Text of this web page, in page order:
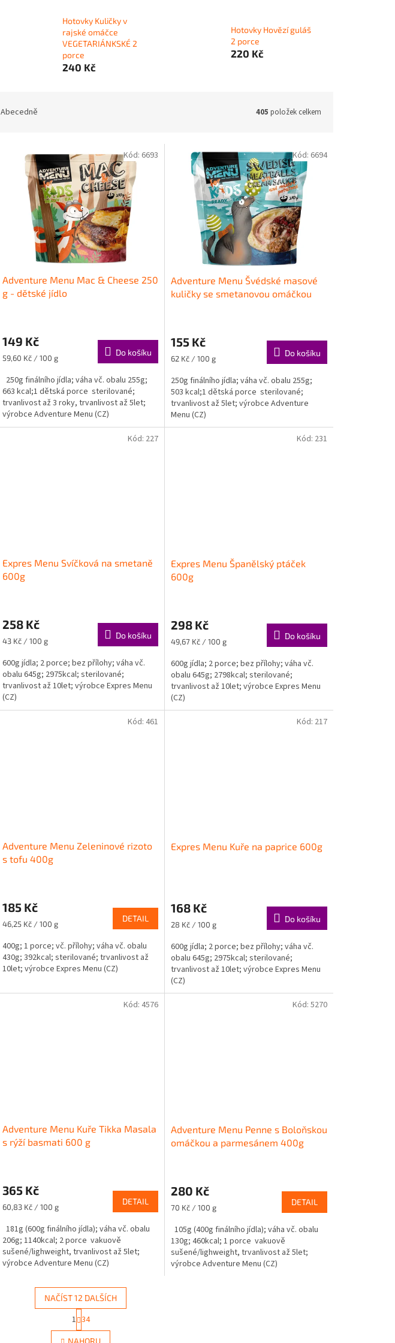
Hotovky Kuličky v
rajské omáčce
VEGETARIÁNKSKÉ 2
porce
240 Kč
Hotovky Hovězí guláš
2 porce
220 Kč
Abecedně 405 položek celkem
Adventure Menu Mac & Cheese 250
g - dětské jídlo
149 Kč
Měrná
59,60 Kč / 100 g
Do košíku
250g finálního jídla; váha vč. obalu 255g;
663 kcal;1 dětská porce sterilované;
trvanlivost až 3 roky, trvanlivost až 5let;
výrobce Adventure Menu (CZ)
Kód: 6693
Adventure Menu Švédské masové
kuličky se smetanovou omáčkou
155 Kč
Měrná
62 Kč / 100 g
Do košíku
250g finálního jídla; váha vč. obalu 255g;
503 kcal;1 dětská porce sterilované;
trvanlivost až 5let; výrobce Adventure
Menu (CZ)
Kód: 6694
Expres Menu Svíčková na smetaně
600g
258 Kč
Měrná
43 Kč / 100 g
Do košíku
600g jídla; 2 porce; bez přílohy; váha vč.
obalu 645g; 2975kcal; sterilované;
trvanlivost až 10let; výrobce Expres Menu
(CZ)
Kód: 227
Expres Menu Španělský ptáček
600g
298 Kč
Měrná
49,67 Kč / 100 g
Do košíku
600g jídla; 2 porce; bez přílohy; váha vč.
obalu 645g; 2798kcal; sterilované;
trvanlivost až 10let; výrobce Expres Menu
(CZ)
Kód: 231
Adventure Menu Zeleninové rizoto
s tofu 400g
185 Kč
Měrná
46,25 Kč / 100 g
DETAIL
400g; 1 porce; vč. přílohy; váha vč. obalu
430g; 392kcal; sterilované; trvanlivost až
10let; výrobce Expres Menu (CZ)
Kód: 461
Expres Menu Kuře na paprice 600g
168 Kč
Měrná
28 Kč / 100 g
Do košíku
600g jídla; 2 porce; bez přílohy; váha vč.
obalu 645g; 2975kcal; sterilované;
trvanlivost až 10let; výrobce Expres Menu
(CZ)
Kód: 217
Adventure Menu Kuře Tikka Masala
s rýží basmati 600 g
365 Kč
Měrná
60,83 Kč / 100 g
DETAIL
181g (600g finálního jídla); váha vč. obalu
206g; 1140kcal; 2 porce vakuově
sušené/lighweight, trvanlivost až 5let;
výrobce Adventure Menu (CZ)
Kód: 4576
Adventure Menu Penne s Boloňskou
omáčkou a parmesánem 400g
280 Kč
Měrná
70 Kč / 100 g
DETAIL
105g (400g finálního jídla); váha vč. obalu
130g; 460kcal; 1 porce vakuově
sušené/lighweight, trvanlivost až 5let;
výrobce Adventure Menu (CZ)
Kód: 5270
O
v
NAČÍST 12 DALŠÍCH
t
r
1 34